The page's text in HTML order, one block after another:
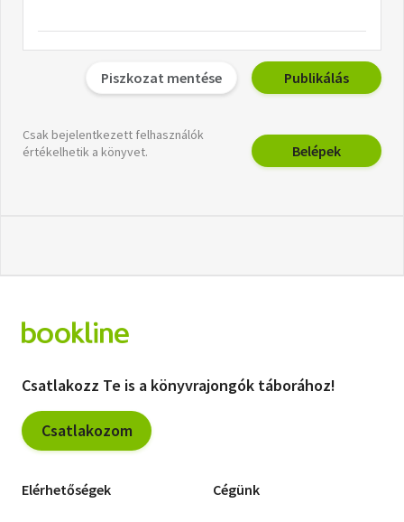
Piszkozat mentése Publikálás
Csak bejelentkezett felhasználók
értékelhetik a könyvet.
Belépek
Csatlakozz Te is a könyvrajongók táborához!
Csatlakozom
Elérhetőségek Cégünk